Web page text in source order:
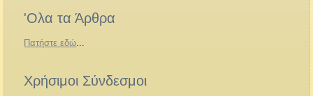
'Ολα τα Άρθρα
Πατήστε εδώ...
Χρήσιμοι Σύνδεσμοι